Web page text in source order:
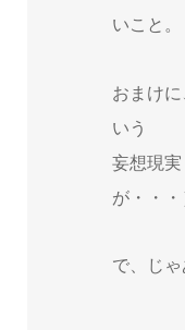
いこと。
おまけ
いう
妄想現
が・・・
で、じゃ